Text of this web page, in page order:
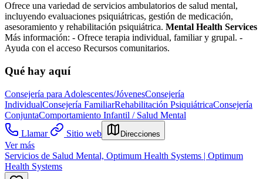
Ofrece una variedad de servicios ambulatorios de salud mental,
incluyendo evaluaciones psiquiátricas, gestión de medicación,
asesoramiento y rehabilitación psiquiátrica. Mental Health Services
Más información: - Ofrece terapia individual, familiar y grupal. -
Ayuda con el acceso Recursos comunitarios.
Qué hay aquí
Consejería para Adolescentes/JóvenesConsejería
IndividualConsejería FamiliarRehabilitación PsiquiátricaConsejería
ConjuntaComportamiento Infantil / Salud Mental
Llamar
Sitio web Direcciones
Ver más
Servicios de Salud Mental, Optimum Health Systems | Optimum
Health Systems